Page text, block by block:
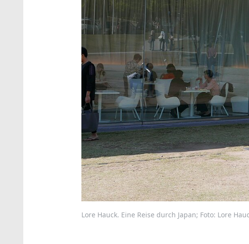
Lore Hauck. Eine Reise durch Japan; Foto: Lore